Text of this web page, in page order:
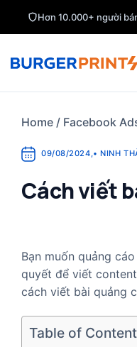
Hơn 10.000+ người
Home / Facebook
09/08/2024,• NINH
Cách viết
Bạn muốn quảng
quyết để viết
cách viết bài quảng
Table of